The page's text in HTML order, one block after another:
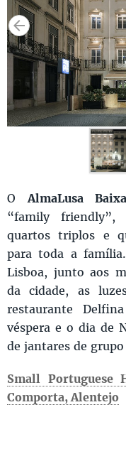
OAlmaLusa
“family
quartos triplos e
para toda a
Lisboa, junto aos
da cidade, as
restaurante
véspera e o dia de
de jantares de
Small Portuguese
Comporta, Alentejo